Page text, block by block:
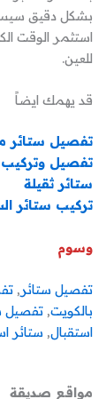
بشكل دقيق
استثمر الوقت
للعين.
قد يهمك ايضاً
تفصيل ستائر
تفصيل وتركيب
ستائر ثقيلة
تركيب ستائر
وسوم
تفصيل ستائر,
بالكويت, تفصيل
استقبال, ستائر
مواقع صديقة